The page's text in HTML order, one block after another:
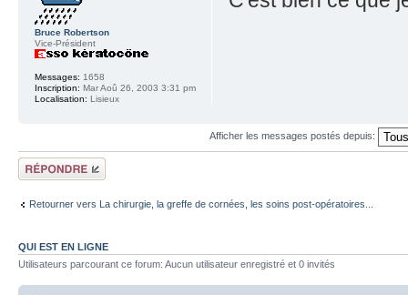
Bruce Robertson
Vice-Président
Messages: 1658
Inscription: Mar Aoû 26, 2003 3:31 pm
Localisation: Lisieux
Afficher les messages postés depuis:
Répondre
Retourner vers La chirurgie, la greffe de cornées, les soins post-opératoires...
QUI EST EN LIGNE
Utilisateurs parcourant ce forum: Aucun utilisateur enregistré et 0 invités